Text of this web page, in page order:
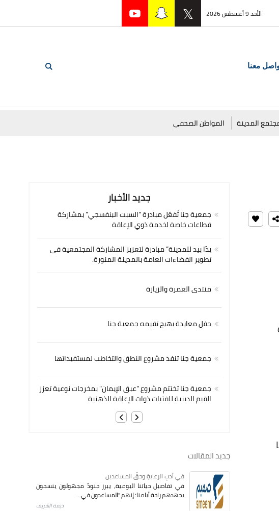
الأحد 9 أغسطس 2026
معنا
المدينة المواطن الصحفي
جديد الأخبار
جمعية جنا تُفعّل مبادرة “السبت البنفسجي” بمشاركة
قطاعات خاصة لخدمة ذوي الإعاقة
يدًا بيد للمدينة” مبادرة لتعزيز المشاركة المجتمعية في
تطوير الفضاءات العامة بالمدينة المنورة.
منتدى العمرة والزيارة
حفل معايدة بهيج تقيمه جمعية جنا
جمعية جنا تنفذ مشروع النطق والتخاطب لمستفيداتها
جمعية جنا تختتم مشروع "عبق الإيمان" بمخرجات نوعية تعزز
القيم الدينية للفتيات ذوات الإعاقة الذهنية
جديد المقالات
في أدبِ الرعايةِ وحقِّ المساعدين
في تفاصيل حياتنا اليومية، يبرز جنودٌ مجهولون ينسجون
بجهدهم راحة أيامنا؛ إنهم "المساعدون في...
ديمة الشريف